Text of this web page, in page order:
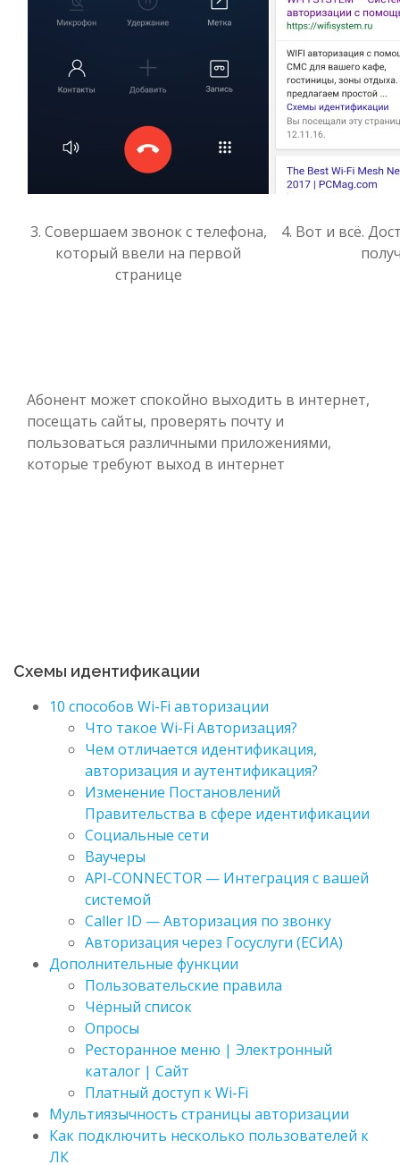
3. Совершаем звонок с телефона,
который ввели на первой
странице
4. Вот и всё.
Абонент может спокойно выходить в интернет,
посещать сайты, проверять почту и
пользоваться различными приложениями,
которые требуют выход в интернет
Схемы идентификации
10 способов Wi-Fi авторизации
Что такое Wi-Fi Авторизация?
Чем отличается идентификация,
авторизация и аутентификация?
Изменение Постановлений
Правительства в сфере идентификации
Социальные сети
Ваучеры
API-CONNECTOR — Интеграция с вашей
системой
Caller ID — Авторизация по звонку
Авторизация через Госуслуги (ЕСИА)
Дополнительные функции
Пользовательские правила
Чёрный список
Опросы
Ресторанное меню | Электронный
каталог | Сайт
Платный доступ к Wi-Fi
Мультиязычность страницы авторизации
Как подключить несколько пользователей к
ЛК